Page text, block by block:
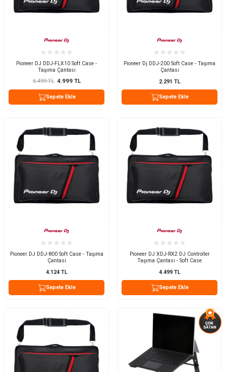
Pioneer DJ DDJ-FLX10 Soft Case -
Taşıma Çantası
5.499TL 4.999TL
Sepete Ekle
Pioneer Dj DDJ-200 Soft Case - Taşıma
Çantası
2.291 TL
Sepete Ekle
Pioneer DJ DDJ-800 Soft Case - Taşıma
Çantası
4.124TL
Sepete Ekle
Pioneer DJ XDJ-RX2 DJ Controller
Taşıma Çantası - Soft Case
4.499TL
Sepete Ekle